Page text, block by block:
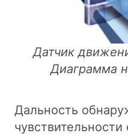
Датчик
Диаграмма
Дальность